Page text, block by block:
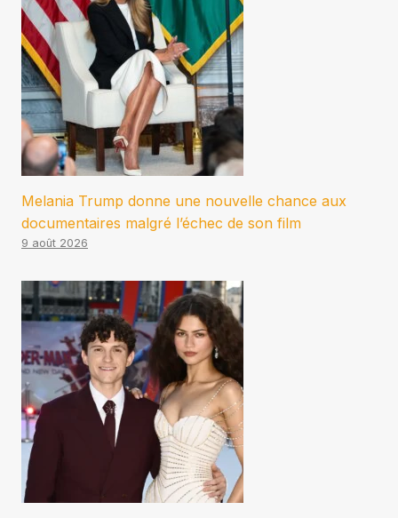
Melania Trump donne une nouvelle chance aux
documentaires malgré l’échec de son film
9 août 2026